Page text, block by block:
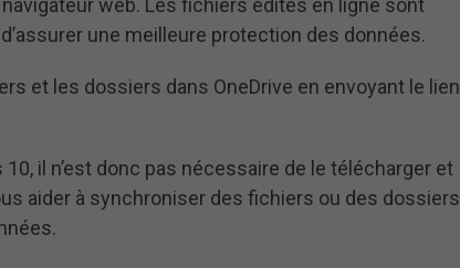
web. Les fichiers édités en ligne sont
une meilleure protection des données.
et les dossiers dans OneDrive en envoyant le lien
il n’est donc pas nécessaire de le télécharger et
aider à synchroniser des fichiers ou des dossiers